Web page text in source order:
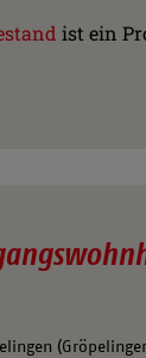
ist ein